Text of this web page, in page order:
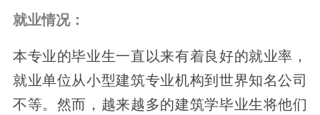
就业情况：
本专业的毕业生一直以来有着良好的就业率，
就业单位从小型建筑专业机构到世界知名公司
不等。然而，越来越多的建筑学毕业生将他们